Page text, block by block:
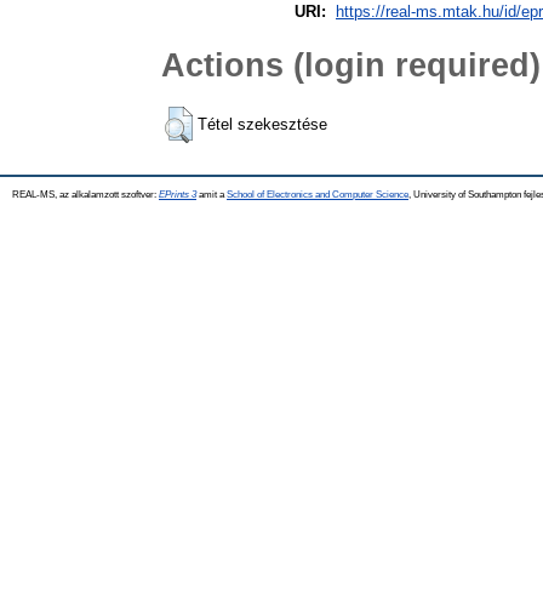
URI:
https://real-ms.mtak.hu/id/
Actions (login required)
Tétel szekesztése
REAL-MS, az alkalamzott szoftver: EPrints 3amit a School of Electronics and Computer Science , University of Southampton